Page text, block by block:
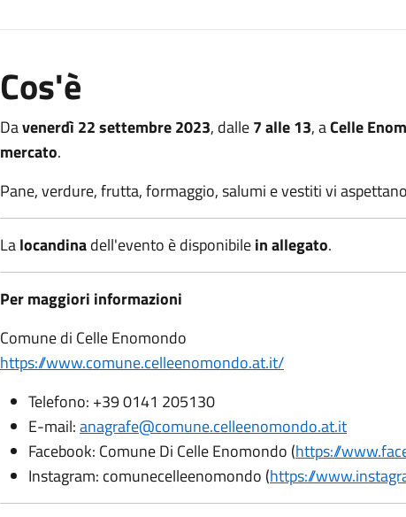
Cos'è
Davenerdì 22 settembre 2023, dalle7 alle 13, aCelle
mercato.
Pane, verdure, frutta, formaggio, salumi e vestiti vi
Lalocandinadell'evento è disponibilein allegato.
Per maggiori informazioni
Comune di Celle Enomondo
https://www.comune.celleenomondo.at.it/
Telefono: +39 0141 205130
E-mail:anagrafe@comune.celleenomondo.at.it
Facebook: Comune Di Celle Enomondo (https://
Instagram: comunecelleenomondo (https://